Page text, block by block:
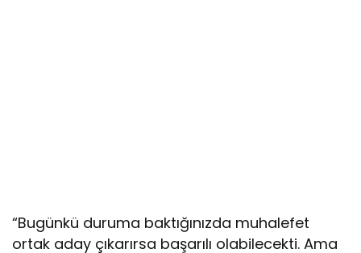
“Bugünkü duruma baktığınızda muhalefet
ortak aday çıkarırsa başarılı olabilecekti. Ama